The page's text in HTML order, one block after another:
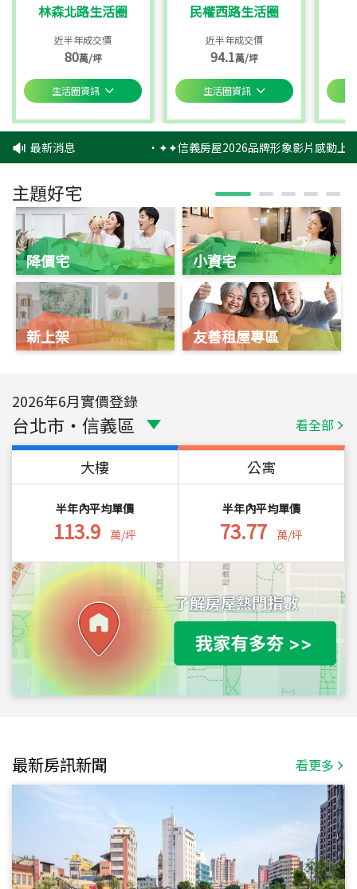
林森北路生活圈
近半年成交價
80萬/坪
生活圈資訊
民權西路生活圈
近半年成交價
94.1萬/坪
生活圈資訊
最新消息 ‧✦✦信義房屋2026品牌形象影片感動上
主題好宅
降價宅
新上架
小資宅
友善租屋專區
2026年6月實價登錄
台北市 ・ 信義區 看全部
大樓
半年內平均單價
113.9 萬/坪
公寓
半年內平均單價
73.77 萬/坪
最新房訊新聞 看更多